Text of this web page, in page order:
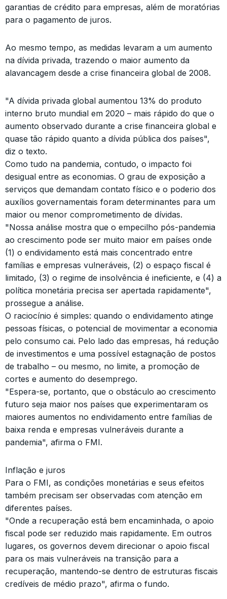
garantias de crédito para empresas, além de moratórias
para o pagamento de juros.
Ao mesmo tempo, as medidas levaram a um aumento
na dívida privada, trazendo o maior aumento da
alavancagem desde a crise financeira global de 2008.
"A dívida privada global aumentou 13% do produto
interno bruto mundial em 2020 – mais rápido do que o
aumento observado durante a crise financeira global e
quase tão rápido quanto a dívida pública dos países",
diz o texto.
Como tudo na pandemia, contudo, o impacto foi
desigual entre as economias. O grau de exposição a
serviços que demandam contato físico e o poderio dos
auxílios governamentais foram determinantes para um
maior ou menor comprometimento de dívidas.
"Nossa análise mostra que o empecilho pós-pandemia
ao crescimento pode ser muito maior em países onde
(1) o endividamento está mais concentrado entre
famílias e empresas vulneráveis, (2) o espaço fiscal é
limitado, (3) o regime de insolvência é ineficiente, e (4) a
política monetária precisa ser apertada rapidamente",
prossegue a análise.
O raciocínio é simples: quando o endividamento atinge
pessoas físicas, o potencial de movimentar a economia
pelo consumo cai. Pelo lado das empresas, há redução
de investimentos e uma possível estagnação de postos
de trabalho – ou mesmo, no limite, a promoção de
cortes e aumento do desemprego.
"Espera-se, portanto, que o obstáculo ao crescimento
futuro seja maior nos países que experimentaram os
maiores aumentos no endividamento entre famílias de
baixa renda e empresas vulneráveis ​​durante a
pandemia", afirma o FMI.
Inflação e juros
Para o FMI, as condições monetárias e seus efeitos
também precisam ser observadas com atenção em
diferentes países.
"Onde a recuperação está bem encaminhada, o apoio
fiscal pode ser reduzido mais rapidamente. Em outros
lugares, os governos devem direcionar o apoio fiscal
para os mais vulneráveis na transição para a
recuperação, mantendo-se dentro de estruturas fiscais
credíveis de médio prazo", afirma o fundo.